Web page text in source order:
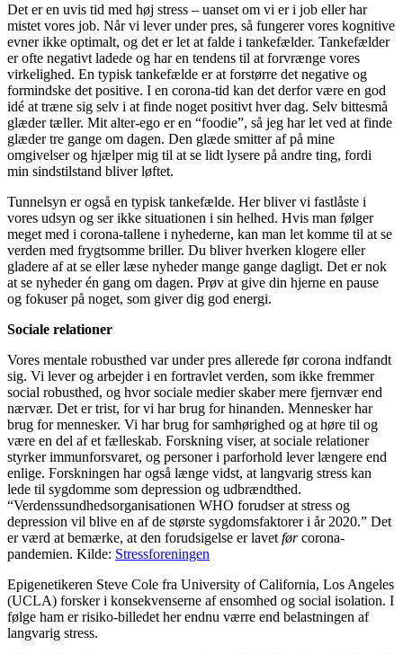
Det er en uvis tid med høj stress – uanset om vi er i job eller har
mistet vores job. Når vi lever under pres, så fungerer vores kognitive
evner ikke optimalt, og det er let at falde i tankefælder. Tankefælder
er ofte negativt ladede og har en tendens til at forvrænge vores
virkelighed. En typisk tankefælde er at forstørre det negative og
formindske det positive. I en corona-tid kan det derfor være en god
idé at træne sig selv i at finde noget positivt hver dag. Selv bittesmå
glæder tæller. Mit alter-ego er en “foodie”, så jeg har let ved at finde
glæder tre gange om dagen. Den glæde smitter af på mine
omgivelser og hjælper mig til at se lidt lysere på andre ting, fordi
min sindstilstand bliver løftet.
Tunnelsyn er også en typisk tankefælde. Her bliver vi fastlåste i
vores udsyn og ser ikke situationen i sin helhed. Hvis man følger
meget med i corona-tallene i nyhederne, kan man let komme til at se
verden med frygtsomme briller. Du bliver hverken klogere eller
gladere af at se eller læse nyheder mange gange dagligt. Det er nok
at se nyheder én gang om dagen. Prøv at give din hjerne en pause
og fokuser på noget, som giver dig god energi.
Sociale relationer
Vores mentale robusthed var under pres allerede før corona indfandt
sig. Vi lever og arbejder i en fortravlet verden, som ikke fremmer
social robusthed, og hvor sociale medier skaber mere fjernvær end
nærvær. Det er trist, for vi har brug for hinanden. Mennesker har
brug for mennesker. Vi har brug for samhørighed og at høre til og
være en del af et fælleskab. Forskning viser, at sociale relationer
styrker immunforsvaret, og personer i parforhold lever længere end
enlige. Forskningen har også længe vidst, at langvarig stress kan
lede til sygdomme som depression og udbrændthed.
“Verdenssundhedsorganisationen WHO forudser at stress og
depression vil blive en af de største sygdomsfaktorer i år 2020.” Det
er værd at bemærke, at den forudsigelse er lavet førcorona-
pandemien. Kilde: Stressforeningen
Epigenetikeren Steve Cole fra University of California, Los Angeles
(UCLA) forsker i konsekvenserne af ensomhed og social isolation. I
følge ham er risiko-billedet her endnu værre end belastningen af
langvarig stress.